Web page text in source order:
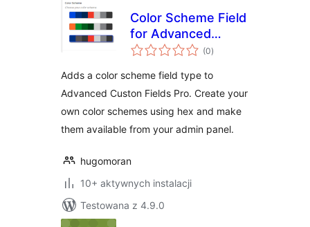
Color Scheme Field
for Advanced
Custom Fields PRO
(0wszystkich
ocen
)
Adds a color scheme field type to
Advanced Custon Fields Pro. Create your
own color schemes using hex and make
them available from your admin panel.
hugomoran
10+ aktywnych instalacji
Testowana z 4.9.0